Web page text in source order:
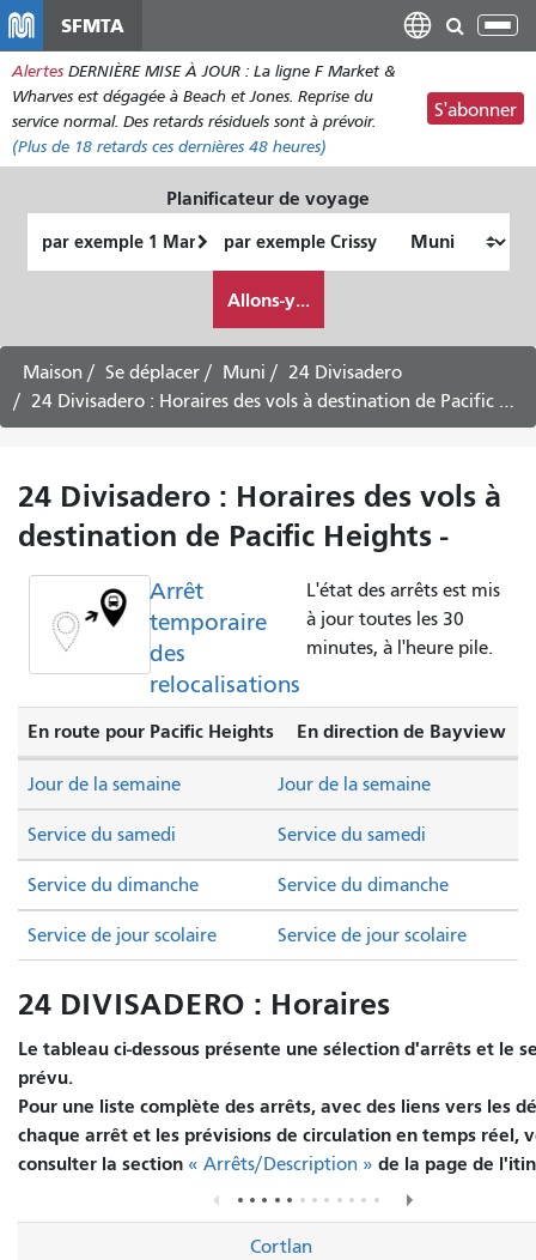
contenu
principal
SFMTA
Alertes DERNIÈRE MISE À JOUR : La ligne F Market &
Wharves est dégagée à Beach et Jones. Reprise du
service normal. Des retards résiduels sont à prévoir.
(Plus de 18 retards ces dernières 48 heures)
S'abonner
Planificateur de voyage
de
final
je
veux
voyager
Allons-y...
Maison Se déplacer Muni
24 Divisadero
24 Divisadero : Horaires des vols à destination de Pacific Heights -
24 Divisadero : Horaires des vols à
destination de Pacific Heights -
Arrêt
temporaire
des
relocalisations
L'état des arrêts est mis
à jour toutes les 30
minutes, à l'heure pile.
En route pour Pacific Heights En direction de Bayview
Service du samedi Service du samedi
Service du dimanche Service du dimanche
Jour de la semaine Jour de la semaine
Service de jour scolaire Service de jour scolaire
24 DIVISADERO : Horaires
Le tableau ci-dessous présente une sélection d'arrêts et le
prévu.
Pour une liste complète des arrêts, avec des liens vers les
chaque arrêt et les prévisions de circulation en temps réel,
consulter la section « Arrêts/Description » de la page de
Cortlan